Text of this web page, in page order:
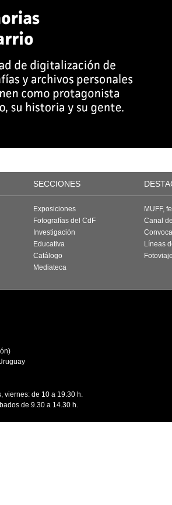
SECCIONES
Exposiciones
Fotografías del CdF
Investigación
Educativa
Catálogo
Mediateca
MUFF,
Canal
Líneas
viernes: de 10 a 19.30 h.
de 9.30 a 14.30 h.